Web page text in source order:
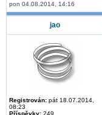
pon 04.08.2014, 14:16
jao
Registrován: pát 18.07.2014,
08:23
Příspěvky: 249